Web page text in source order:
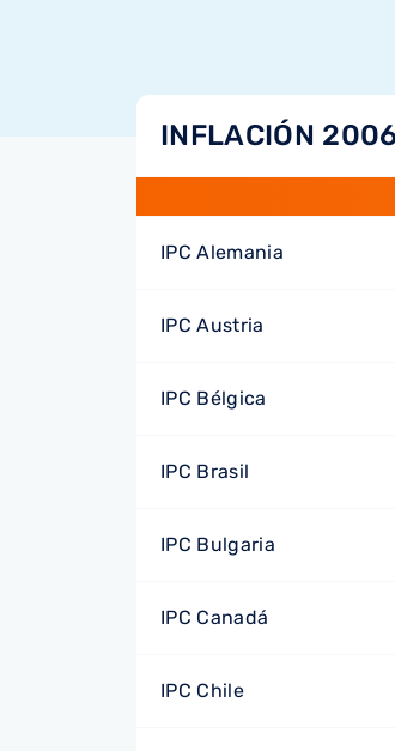
INFLACIÓN
IPC Alemania
IPC Austria
IPC Bélgica
IPC Brasil
IPC Bulgaria
IPC Canadá
IPC Chile